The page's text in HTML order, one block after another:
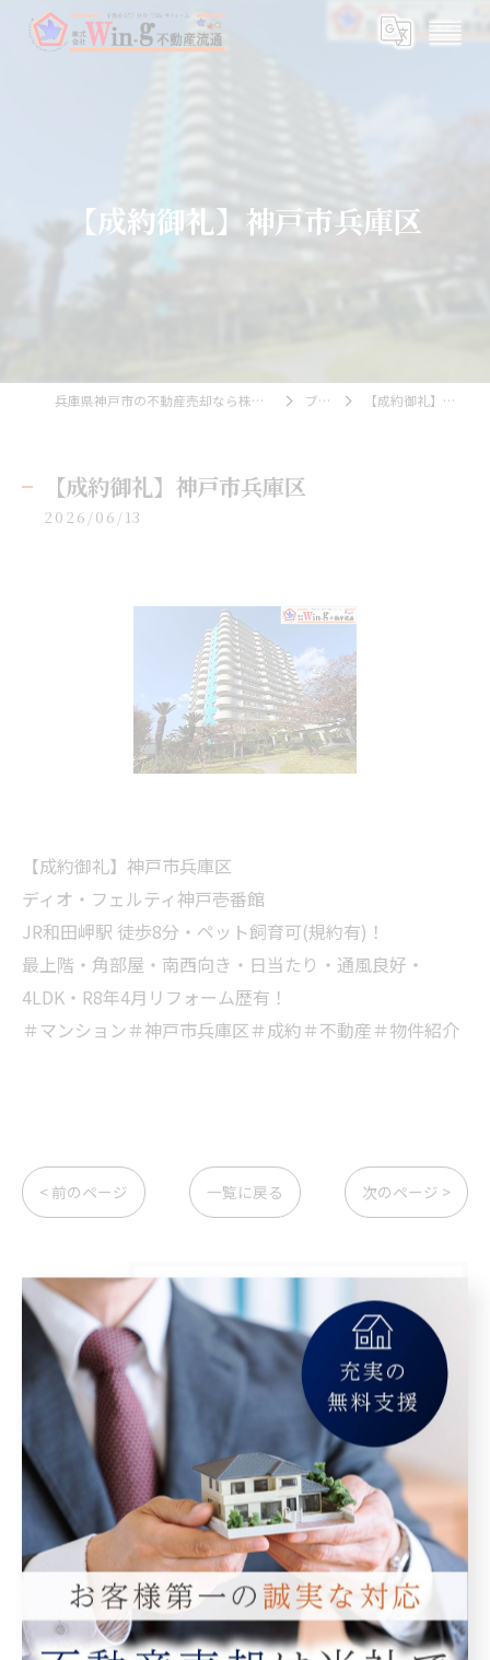
【成約御礼】神戸市兵庫区
兵庫県神戸市の不動産売却なら株式会社Wing不動産流通 ブログ 【成約御礼】神戸市兵庫区
【成約御礼】神戸市兵庫区
2026/06/13
【成約御礼】神戸市兵庫区
ディオ・フェルティ神戸壱番館
JR和田岬駅 徒歩8分・ペット飼育可(規約有)！
最上階・角部屋・南西向き・日当たり・通風良好・
4LDK・R8年4月リフォーム歴有！
＃マンション＃神戸市兵庫区＃成約＃不動産＃物件紹介
< 前のページ 一覧に戻る 次のページ >
カテゴリー Categories
全てのカテゴリー
相続
査定
買取